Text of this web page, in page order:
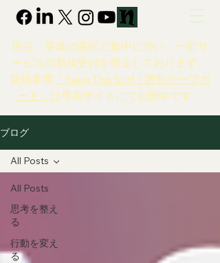
現在、事業の選択と集中に伴い、一部サ
ービスの新規受付を停止しております。
新規事業 「Save The Surf｜透明サーフボ
ード」 は専用サイトにて公開中です。
ブログ
All Posts
思考を整え
る
行動を変え
る
All Posts